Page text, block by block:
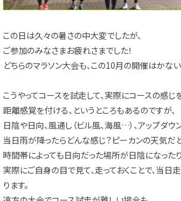
この日は久々の暑さの中大変でしたが、
ご参加のみなさまお疲れさまでした！
どちらのマラソン大会も、この10月の開催はかない
こうやってコースを試走して、実際にコースの感じ
距離感覚を付ける、というところもあるのですが、
日陰や日向、風通し（ビル風、海風…）、アップダウ
当日雨が降ったらどんな感じ？ピーカンの天気だ
時間帯によっても日向だった場所が日陰になった
実際にご自身の目で見て、走っておくことで、当日
ります。